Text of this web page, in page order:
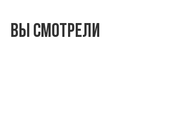
Вы смотрели